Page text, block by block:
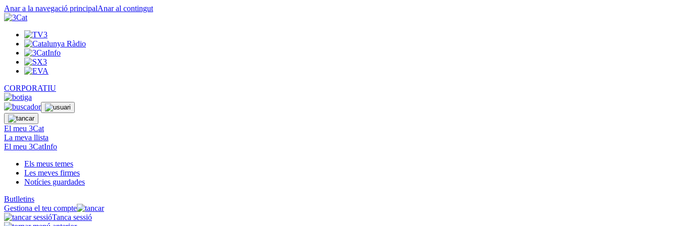
Anar a la navegació principalAnar al contingut
CORPORATIU
El meu 3Cat
La meva llista
El meu 3CatInfo
Els meus temes
Les meves firmes
Notícies guardades
Butlletins
Gestiona el teu compte
Tanca sessió